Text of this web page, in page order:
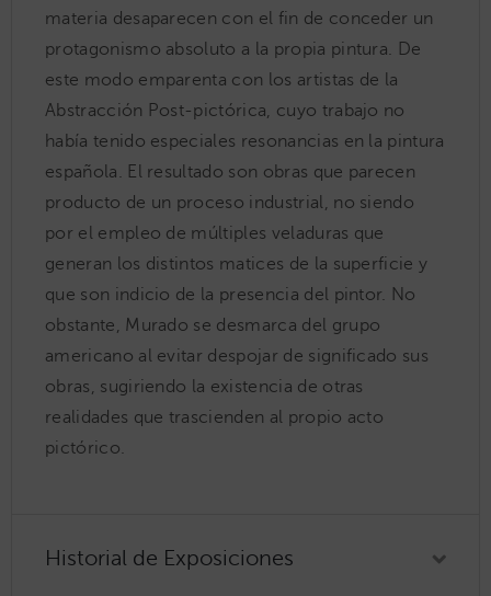
materia desaparecen con el fin de conceder un
protagonismo absoluto a la propia pintura. De
este modo emparenta con los artistas de la
Abstracción Post-pictórica, cuyo trabajo no
había tenido especiales resonancias en la pintura
española. El resultado son obras que parecen
producto de un proceso industrial, no siendo
por el empleo de múltiples veladuras que
generan los distintos matices de la superficie y
que son indicio de la presencia del pintor. No
obstante, Murado se desmarca del grupo
americano al evitar despojar de significado sus
obras, sugiriendo la existencia de otras
realidades que trascienden al propio acto
pictórico.
Historial de Exposiciones